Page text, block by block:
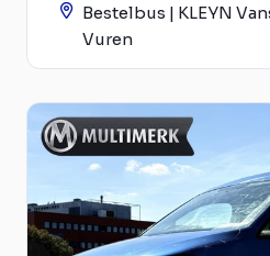
Bestelbus | KLEYN
Vuren